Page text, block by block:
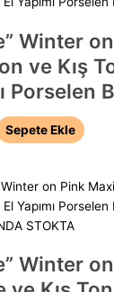
Winter
ve Kış
Porselen
Sepete Ekle
STOKTA
Winter